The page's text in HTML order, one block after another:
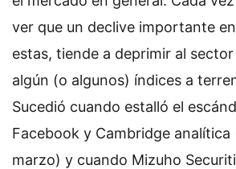
ver que un declive importante
estas, tiende a deprimir al
algún (o algunos) índices a
Sucedió cuando estalló el
Facebook y Cambridge analítica
marzo) y cuando Mizuho